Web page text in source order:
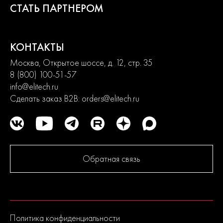
До серийного производства продукция проходит
многократное тестирование. Каждая линейка продукции
продвинутых. Продуманная конструкция узлов обеспечивает
долгий срок службы изделий и легкость их обслуживания.
Современный дизайн и превосходная эргономика
превращают любой рабочий процесс в удовольствие.
2
гарантии
СТАТЬ ПАРТНЕРОМ
КОНТАКТЫ
Москва, Открытое шоссе, д. 12, стр. 35
8 (800) 100-51-57
info@elitech.ru
Сделать заказ B2B: orders@elitech.ru
Обратная связь
Политика конфиденциальности